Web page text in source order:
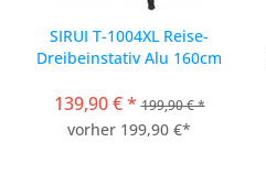
SIRUI T-1004XL Reise-
Dreibeinstativ Alu 160cm
139,90 € * 199,90 € *
vorher 199,90 €*